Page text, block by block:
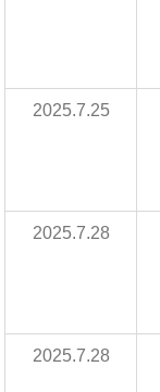
2025.7.25
2025.7.28
2025.7.28